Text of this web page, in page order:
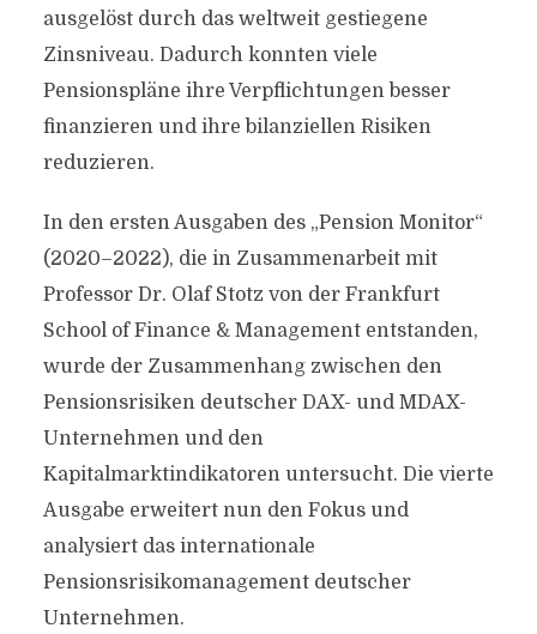
ausgelöst durch das weltweit gestiegene
Zinsniveau. Dadurch konnten viele
Pensionspläne ihre Verpflichtungen besser
finanzieren und ihre bilanziellen Risiken
reduzieren.
In den ersten Ausgaben des „Pension Monitor“
(2020–2022), die in Zusammenarbeit mit
Professor Dr. Olaf Stotz von der Frankfurt
School of Finance & Management entstanden,
wurde der Zusammenhang zwischen den
Pensionsrisiken deutscher DAX- und MDAX-
Unternehmen und den
Kapitalmarktindikatoren untersucht. Die vierte
Ausgabe erweitert nun den Fokus und
analysiert das internationale
Pensionsrisikomanagement deutscher
Unternehmen.